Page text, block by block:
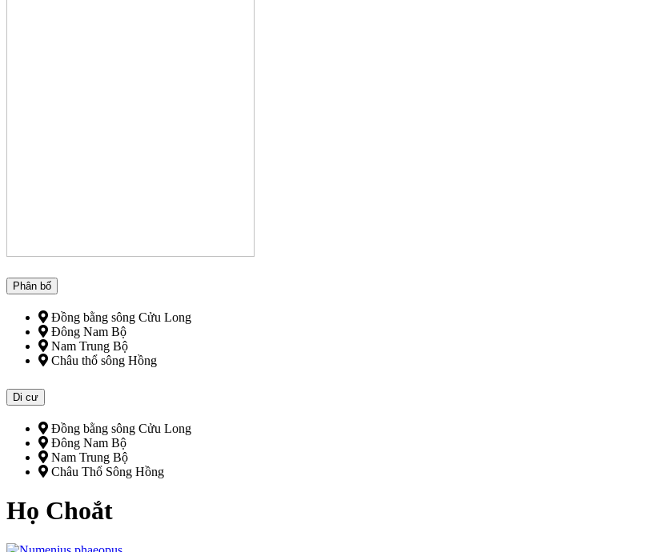
Phân bố
Đồng bằng sông Cửu Long
Đông Nam Bộ
Nam Trung Bộ
Châu thổ sông Hồng
Di cư
Đồng bằng sông Cửu Long
Đông Nam Bộ
Nam Trung Bộ
Châu Thổ Sông Hồng
Họ Choắt